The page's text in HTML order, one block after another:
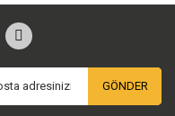
GÖNDER